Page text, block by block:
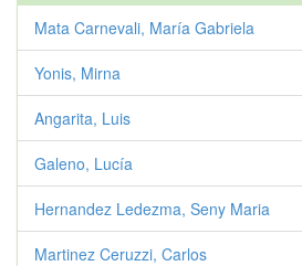
Mata Carnevali, María Gabriela
Yonis, Mirna
Angarita, Luis
Galeno, Lucía
Hernandez Ledezma, Seny Maria
Martinez Ceruzzi, Carlos